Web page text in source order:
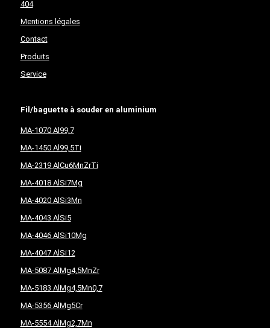
404
Mentions légales
Contact
Produits
Service
Fil/baguette à souder en aluminium
MA-1070 Al99,7
MA-1450 Al99,5Ti
MA-2319 AlCu6MnZrTi
MA-4018 AlSi7Mg
MA-4020 AlSi3Mn
MA-4043 AlSi5
MA-4046 AlSi10Mg
MA-4047 AlSi12
MA-5087 AlMg4,5MnZr
MA-5183 AlMg4,5Mn0,7
MA-5356 AlMg5Cr
MA-5554 AlMg2,7Mn